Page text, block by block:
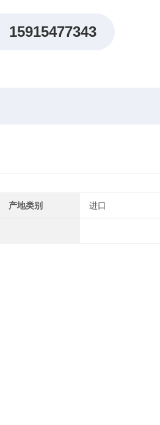
15915477343
产地类别 进口